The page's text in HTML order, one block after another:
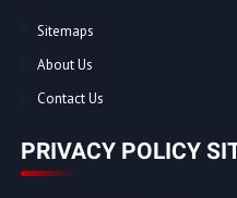
Sitemaps
About Us
Contact Us
PRIVACY POLICY